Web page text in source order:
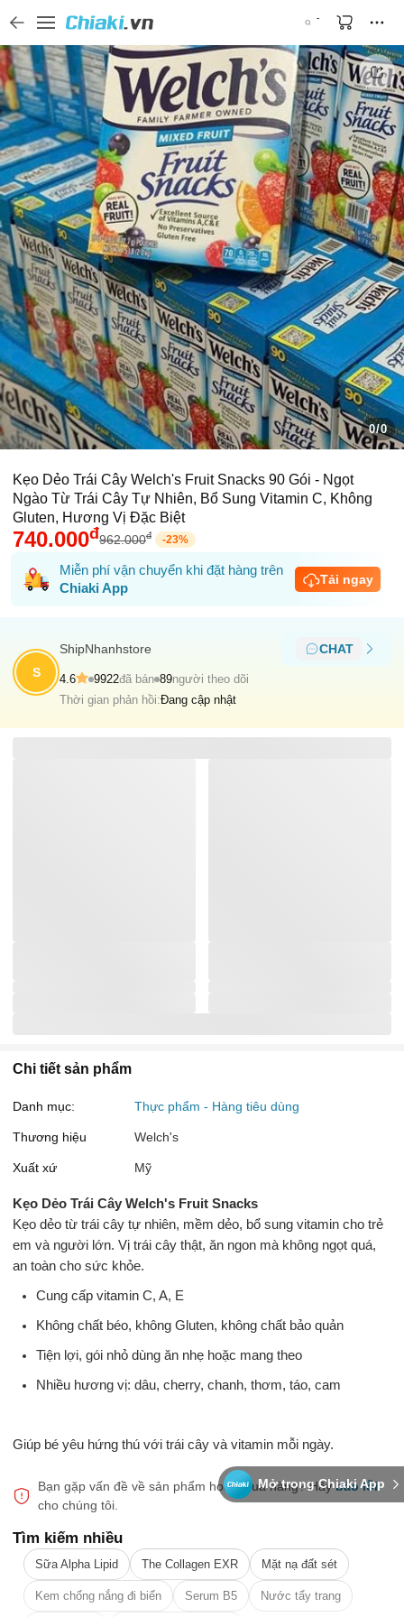
0/0
Mở trong Chiaki App
Kẹo Dẻo Trái Cây Welch's Fruit Snacks 90 Gói - Ngọt
Ngào Từ Trái Cây Tự Nhiên, Bổ Sung Vitamin C, Không
Gluten, Hương Vị Đặc Biệt
740.000đ962.000đ -23%
Miễn phí vận chuyển khi đặt hàng trên
Chiaki App
Tải ngay
S
ShipNhanhstore CHAT
4.6 9922đã bán 89người theo dõi
Thời gian phản hồi:Đang cập nhật
Chi tiết sản phẩm
Danh mục: Thực phẩm - Hàng tiêu dùng
Thương hiệu Welch's
Xuất xứ Mỹ
Kẹo Dẻo Trái Cây Welch's Fruit Snacks
Kẹo dẻo từ trái cây tự nhiên, mềm dẻo, bổ sung vitamin cho trẻ
em và người lớn. Vị trái cây thật, ăn ngon mà không ngọt quá,
an toàn cho sức khỏe.
Cung cấp vitamin C, A, E
Không chất béo, không Gluten, không chất bảo quản
Tiện lợi, gói nhỏ dùng ăn nhẹ hoặc mang theo
Nhiều hương vị: dâu, cherry, chanh, thơm, táo, cam
Giúp bé yêu hứng thú với trái cây và vitamin mỗi ngày.
Bạn gặp vấn đề về sản phẩm hoặc mua hàng? Hãybáo lỗi
cho chúng tôi.
Tìm kiếm nhiều
Sữa Alpha Lipid The Collagen EXR Mặt nạ đất sét
Kem chống nắng đi biển Serum B5 Nước tẩy trang